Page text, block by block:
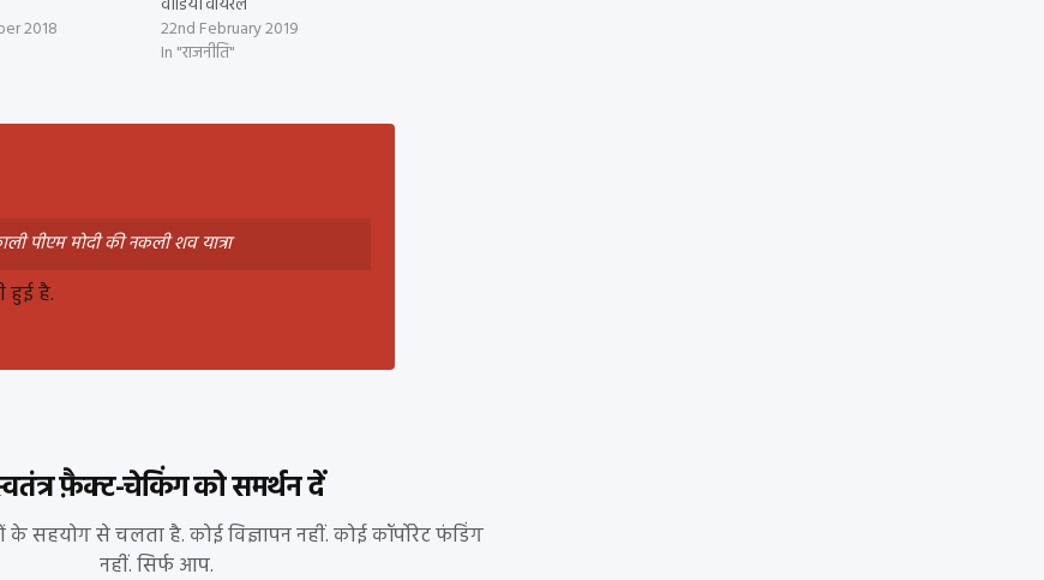
2018
22nd February 2019
In "राजनीति"
पीएम मोदी की नकली शव यात्रा
हुई है.
फ़ैक्ट-चेकिंग को समर्थन दें
के सहयोग से चलता है. कोई विज्ञापन नहीं. कोई कॉर्पोरेट फंडिंग
नहीं. सिर्फ आप.